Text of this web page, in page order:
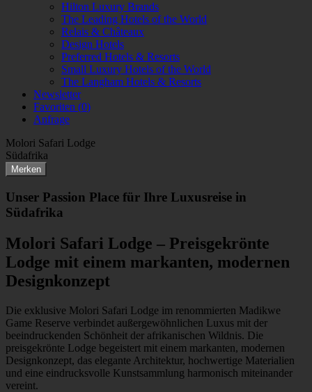
Hilton Luxury Brands
The Leading Hotels of the World
Relais & Châteaux
Design Hotels
Preferred Hotels & Resorts
Small Luxury Hotels of the World
The Langham Hotels & Resorts
Newsletter
Favoriten (0)
Anfrage
Molori Safari Lodge
Südafrika
Merken
Unser Passion Place für Ihre Luxusreise in
Südafrika
Molori Safari Lodge – Preisgekrönte
Lodge mit einem markanten, modernen
Designkonzept
Die exklusive Molori Safari Lodge im renommierten Madikwe
Game Reserve verbindet außergewöhnlichen Luxus mit der
beeindruckenden Schönheit der afrikanischen Wildnis. Die
preisgekrönte Lodge begeistert mit einem markanten, modernen
Designkonzept, das elegante Architektur, hochwertige Materialien
und eine eindrucksvolle Kunstsammlung harmonisch miteinander
vereint.